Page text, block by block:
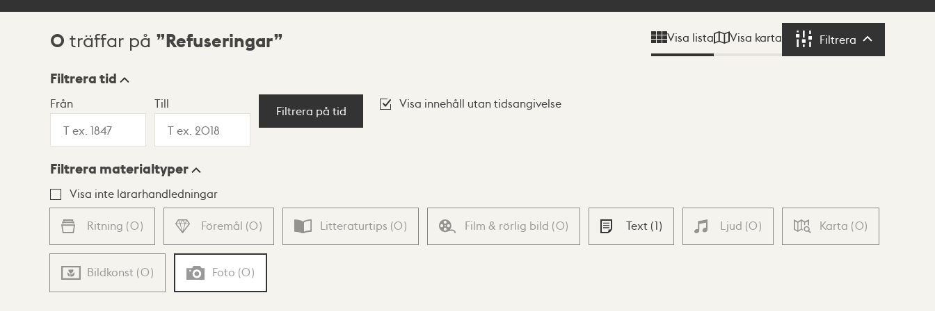
Sökresultat
0 träffar på Refuseringar Visa lista Visa karta Filtrera Filtrera
Visningsläge
Lista Karta
Filtrera tid
Från Till
Filtrera på tid
Visa innehåll utan tidsangivelse
Filtrera materialtyper
Visa inte lärarhandledningar
Ritning (0) Föremål (0) Litteraturtips (0) Film & rörlig bild (0) Text (1) Ljud (0) Karta (0)
Bildkonst (0) Foto (0)